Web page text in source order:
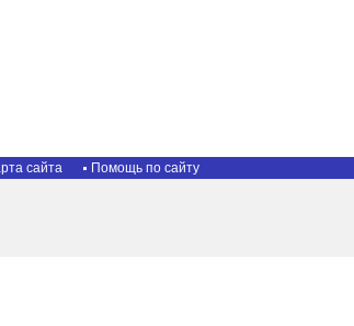
сайта Помощь по сайту